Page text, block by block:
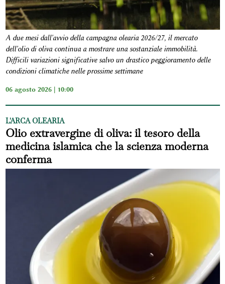
A due mesi dall'avvio della campagna olearia 2026/27, il mercato
dell'olio di oliva continua a mostrare una sostanziale immobilità.
Difficili variazioni significative salvo un drastico peggioramento delle
condizioni climatiche nelle prossime settimane
06 agosto 2026 | 10:00
L'ARCA OLEARIA
Olio extravergine di oliva: il tesoro della
medicina islamica che la scienza moderna
conferma